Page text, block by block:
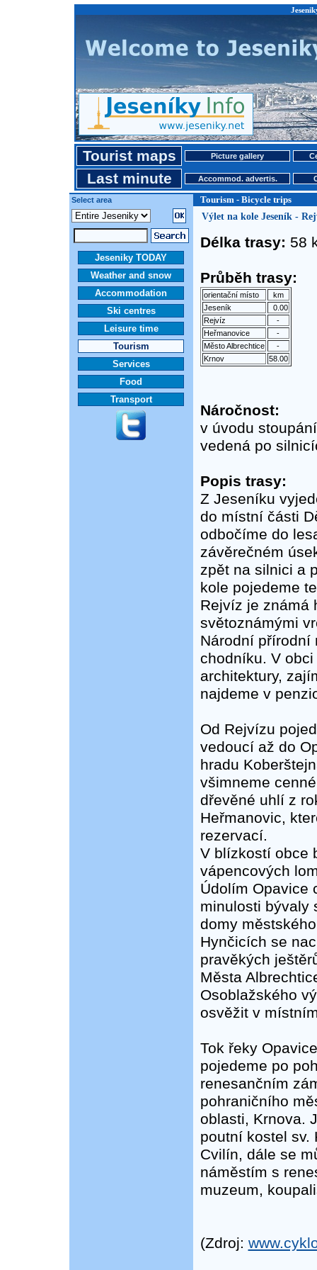
Tourist maps Picture gallery
Last minute Accommod. advertis.
Select area Tourism - Bicycle trips
Jeseniky TODAY
Weather and snow
Accommodation
Ski centres
Leisure time
Tourism
Services
Food
Transport
Výlet na kole Jeseník -
Délka trasy: 58
Průběh trasy:
orientační místo
km
Jeseník
0.00
Rejvíz
-
Heřmanovice
-
Město Albrechtice
-
Krnov
58.00
Náročnost:
v úvodu
vedená po
Popis trasy:
Z Jeseníku
do místní části
odbočíme do
závěrečném
zpět na silnici a
kole pojedeme
Rejvíz je známá
světoznámými
Národní přírodní
chodníku. V
architektury,
najdeme v
Od Rejvízu
vedoucí až do
hradu
všimneme
dřevěné uhlí z
Heřmanovic,
rezervací.
V blízkostí obce
vápencových
Údolím Opavice
minulosti bývaly
domy
Hynčicích se
pravěkých
Města
Osoblažského
osvěžit v
Tok řeky
pojedeme po
renesančním
pohraničního
oblasti, Krnova.
poutní kostel sv.
Cvilín, dále se
náměstím s
muzeum,
(Zdroj: